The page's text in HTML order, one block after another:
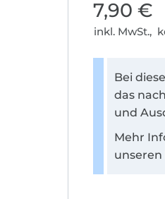
7,90 €
inkl. MwSt.,
Bei
das
und
Mehr
unseren